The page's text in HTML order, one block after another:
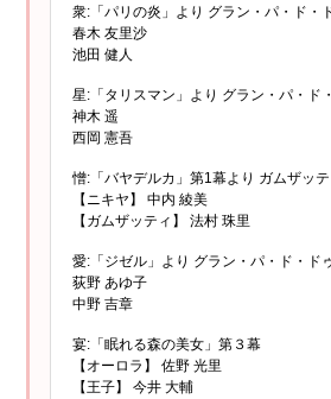
衆:「パリの炎」より グラン・パ・ド・
春木 友里沙
池田 健人
星:「タリスマン」より グラン・パ・ド
神木 遥
西岡 憲吾
憎:「バヤデルカ」第1幕より ガムザッ
【ニキヤ】 中内 綾美
【ガムザッティ】 法村 珠里
愛:「ジゼル」より グラン・パ・ド・ド
荻野 あゆ子
中野 吉章
宴:「眠れる森の美女」第３幕
【オーロラ】 佐野 光里
【王子】 今井 大輔